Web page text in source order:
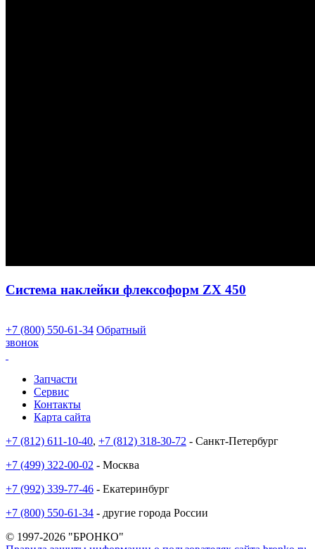
Система наклейки флексоформ ZX 450
+7 (800) 550-61-34 Обратный
звонок
Запчасти
Сервис
Контакты
Карта сайта
+7 (812) 611-10-40, +7 (812) 318-30-72 - Санкт-Петербург
+7 (499) 322-00-02 - Москва
+7 (992) 339-77-46 - Екатеринбург
+7 (800) 550-61-34 - другие города России
© 1997-2026 "БРОНКО"